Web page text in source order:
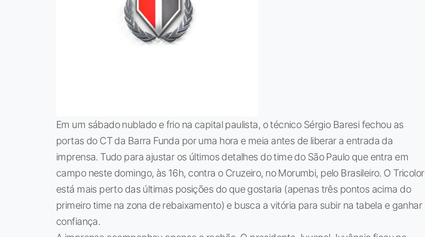
Em um sábado nublado e frio na capital paulista, o técnico Sérgio Baresi fechou as
portas do CT da Barra Funda por uma hora e meia antes de liberar a entrada da
imprensa. Tudo para ajustar os últimos detalhes do time do São Paulo que entra em
campo neste domingo, às 16h, contra o Cruzeiro, no Morumbi, pelo Brasileiro. O Tricolor
está mais perto das últimas posições do que gostaria (apenas três pontos acima do
primeiro time na zona de rebaixamento) e busca a vitória para subir na tabela e ganhar
confiança.